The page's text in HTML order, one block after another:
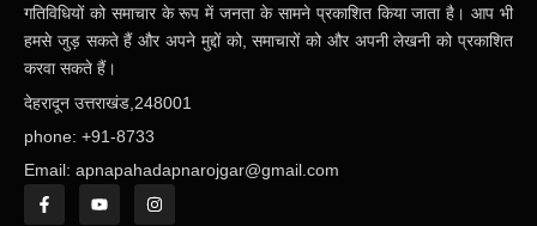
गतिविधियों को समाचार के रूप में जनता के सामने प्रकाशित किया जाता है। आप भी
हमसे जुड़ सकते हैं और अपने मुद्दों को, समाचारों को और अपनी लेखनी को प्रकाशित
करवा सकते हैं।
देहरादून उत्तराखंड,248001
phone: +91-8733
Email: apnapahadapnarojgar@gmail.com